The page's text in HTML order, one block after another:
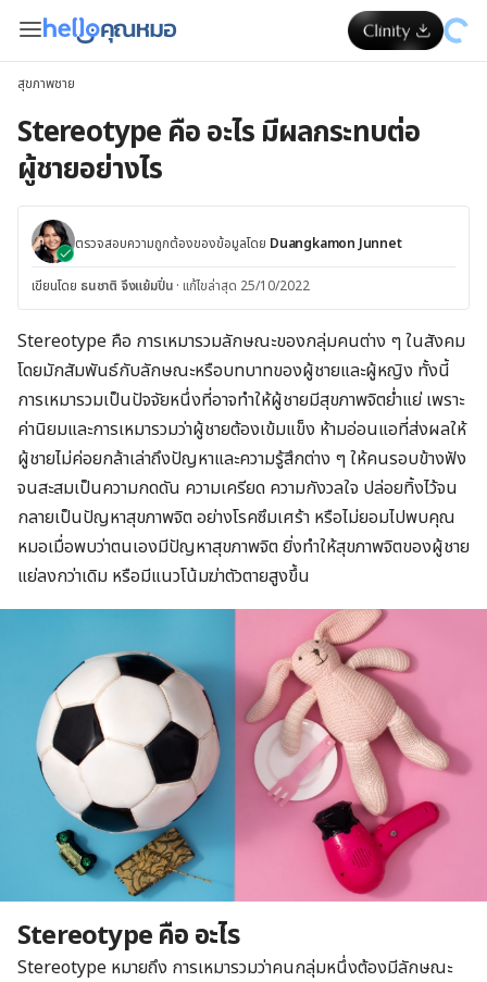
สุขภาพชาย
Stereotype คือ อะไร มีผลกระทบต่อ
ผู้ชายอย่างไร
ตรวจสอบความถูกต้องของข้อมูลโดย Duangkamon Junnet
เขียนโดย ธนชาติ จึงแย้มปิ่น · แก้ไขล่าสุด 25/10/2022
Stereotype คือ การเหมารวมลักษณะของกลุ่มคนต่าง ๆ ในสังคม
โดยมักสัมพันธ์กับลักษณะหรือบทบาทของผู้ชายและผู้หญิง ทั้งนี้
การเหมารวมเป็นปัจจัยหนึ่งที่อาจทำให้ผู้ชายมีสุขภาพจิตย่ำแย่ เพราะ
ค่านิยมและการเหมารวมว่าผู้ชายต้องเข้มแข็ง ห้ามอ่อนแอที่ส่งผลให้
ผู้ชายไม่ค่อยกล้าเล่าถึงปัญหาและความรู้สึกต่าง ๆ ให้คนรอบข้างฟัง
จนสะสมเป็นความกดดัน ความเครียด ความกังวลใจ ปล่อยทิ้งไว้จน
กลายเป็นปัญหาสุขภาพจิต อย่างโรคซึมเศร้า หรือไม่ยอมไปพบคุณ
หมอเมื่อพบว่าตนเองมีปัญหาสุขภาพจิต ยิ่งทำให้สุขภาพจิตของผู้ชาย
แย่ลงกว่าเดิม หรือมีแนวโน้มฆ่าตัวตายสูงขึ้น
Stereotype คือ อะไร
Stereotype หมายถึง การเหมารวมว่าคนกลุ่มหนึ่งต้องมีลักษณะ